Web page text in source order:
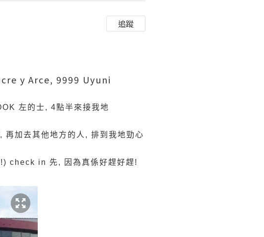
追蹤
y Arce, 9999 Uyuni
左的士, 4點半來接我地
加去其他地方的人, 排到我地勁心
check in 先, 因為真係好趕好趕!